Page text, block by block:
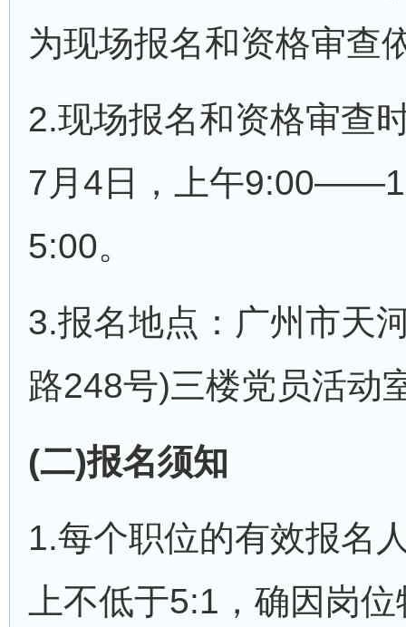
为现场报名和资格审查
2.现场报名和资格审
7月4日，上午
5:00。
3.报名地点：广州市天
路248号)三楼党员活动
(二)报名须知
1.每个职位的有效报名
上不低于5:1，确因岗